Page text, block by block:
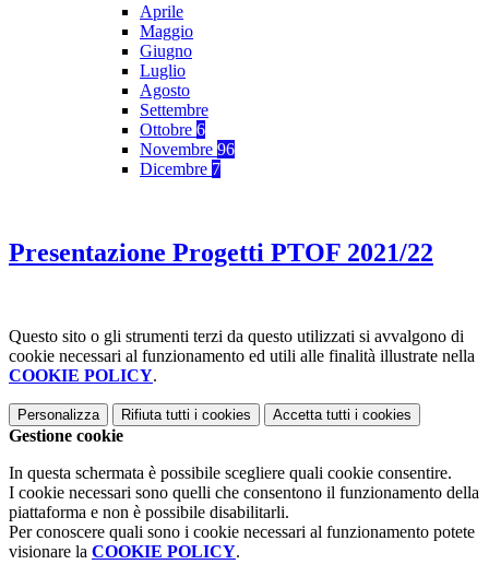
Aprile
Maggio
Giugno
Luglio
Agosto
Settembre
Ottobre 6
Novembre 96
Dicembre 7
Presentazione Progetti PTOF 2021/22
Questo sito o gli strumenti terzi da questo utilizzati si avvalgono di
cookie necessari al funzionamento ed utili alle finalità illustrate nella
COOKIE POLICY.
Personalizza Rifiuta tutti i cookies Accetta tutti i cookies
Gestione cookie
In questa schermata è possibile scegliere quali cookie consentire.
I cookie necessari sono quelli che consentono il funzionamento della
piattaforma e non è possibile disabilitarli.
Per conoscere quali sono i cookie necessari al funzionamento potete
visionare la COOKIE POLICY.